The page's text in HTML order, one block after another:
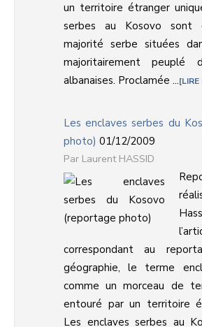
un territoire étranger
serbes au Kosovo sont
majorité serbe situées
majoritairement peuplé
albanaises. Proclamée ...
Les enclaves serbes du
photo) 01/12/2009
Laurent HASSID
correspondant au
géographie, le terme
comme un morceau de
entouré par un territoire
Les enclaves serbes au